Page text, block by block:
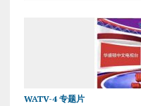
WATV-4 专题片